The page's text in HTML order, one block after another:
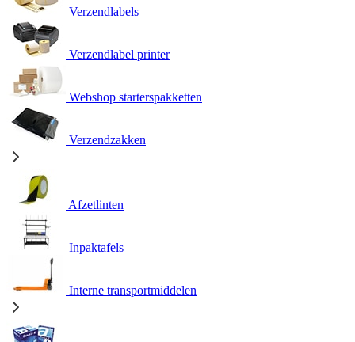
Verzendlabels
Verzendlabel printer
Webshop starterspakketten
Verzendzakken
Afzetlinten
Inpaktafels
Interne transportmiddelen